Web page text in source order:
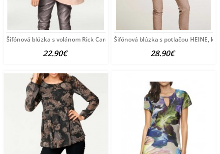
Šifónová blúzka s volánom Rick Cardona, púdrová
22.90€
Šifónová blúzka s potlačou HEINE,
28.90€